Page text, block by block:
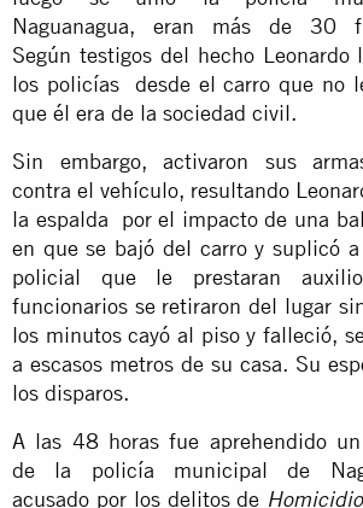
Naguanagua, eran más de 30
Según testigos del hecho Leonardo
los policías desde el carro que no
que él era de la sociedad civil.
Sin embargo, activaron sus
contra el vehículo, resultando
la espalda por el impacto de una
en que se bajó del carro y suplicó
policial que le prestaran
funcionarios se retiraron del lugar
los minutos cayó al piso y falleció,
a escasos metros de su casa. Su
los disparos.
A las 48 horas fue aprehendido
de la policía municipal de
acusado por los delitos de